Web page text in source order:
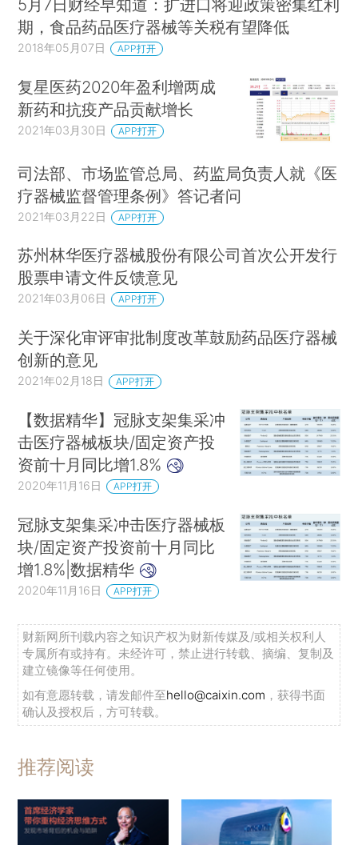
5月7日财经早知道：扩进口将迎政策密集红利
期，食品药品医疗器械等关税有望降低
2018年05月07日 APP打开
复星医药2020年盈利增两成
新药和抗疫产品贡献增长
2021年03月30日 APP打开
司法部、市场监管总局、药监局负责人就《医
疗器械监督管理条例》答记者问
2021年03月22日 APP打开
苏州林华医疗器械股份有限公司首次公开发行
股票申请文件反馈意见
2021年03月06日 APP打开
关于深化审评审批制度改革鼓励药品医疗器械
创新的意见
2021年02月18日 APP打开
【数据精华】冠脉支架集采冲
击医疗器械板块/固定资产投
资前十月同比增1.8%
2020年11月16日 APP打开
冠脉支架集采冲击医疗器械板
块/固定资产投资前十月同比
增1.8%|数据精华
2020年11月16日 APP打开
财新网所刊载内容之知识产权为财新传媒及/或相关权利人
专属所有或持有。未经许可，禁止进行转载、摘编、复制及
建立镜像等任何使用。
如有意愿转载，请发邮件至hello@caixin.com ，获得书面
确认及授权后，方可转载。
推荐阅读